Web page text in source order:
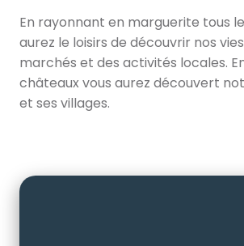
En rayonnant en marguerite tous
aurez le loisirs de découvrir nos
marchés et des activités locales.
châteaux vous aurez découvert
et ses villages.